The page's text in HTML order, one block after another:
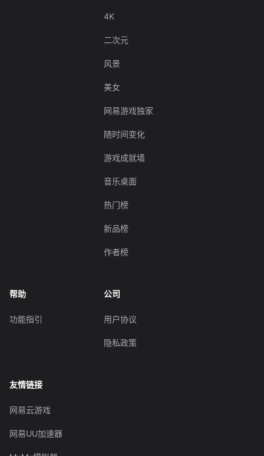
4K
二次元
风景
美女
网易游戏独家
随时间变化
游戏成就墙
音乐桌面
热门榜
新品榜
作者榜
帮助
功能指引
公司
用户协议
隐私政策
友情链接
网易云游戏
网易UU加速器